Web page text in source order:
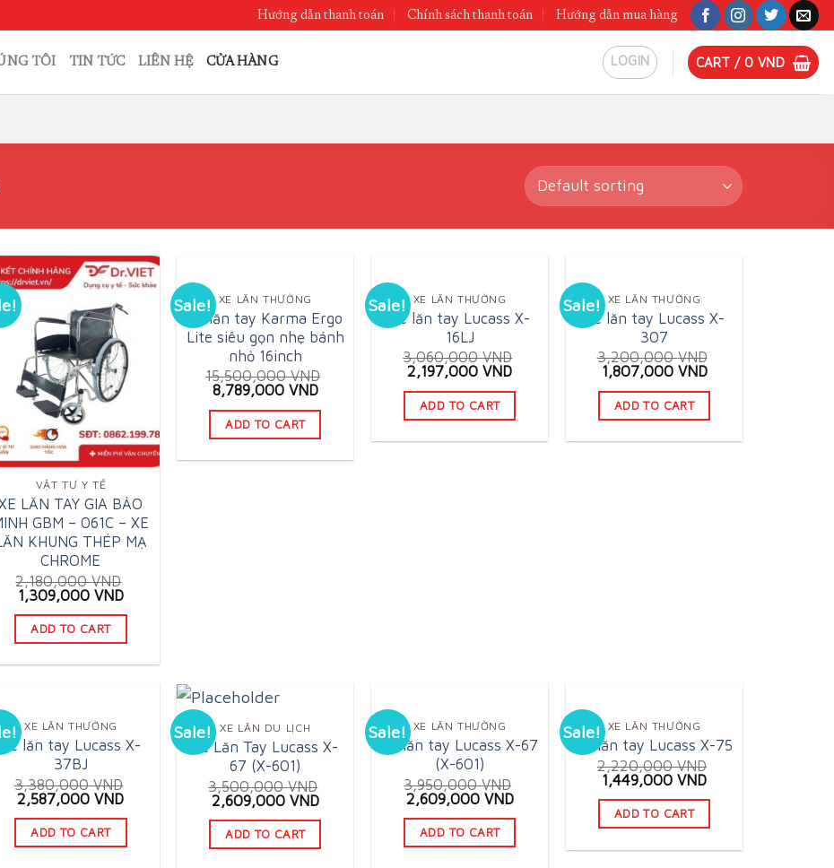
Hướng dẫn thanh toán Chính sách thanh toán Hướng dẫn mua hàng
TÔI TIN TỨC LIÊN HỆ CỬA HÀNG LOGIN CART / 0 VND
VẬT TƯ Y TẾ
LĂN TAY GIA BẢO
GBM – 061C – XE
KHUNG THÉP MẠ
CHROME
2,180,000VND
Original
price
was:
2,180,000 VND.
1,309,000 VNDCurrent
ADD TO CART
Sale! XE LĂN THƯỜNG
Xe lăn tay Karma Ergo
Lite siêu gọn nhẹ bánh
nhỏ 16inch
15,500,000VND
Original
was:
15,500,000 VND.
8,789,000 VNDCurrent
ADD TO CART
Sale! XE LĂN THƯỜNG
Xe lăn tay Lucass X-
16LJ
3,060,000VND
Original
was:
3,060,000 VND.
2,197,000VNDCurrent
2,197,000 VND.
ADD TO CART
Sale! XE LĂN THƯỜNG
Xe lăn tay Lucass X-
307
3,200,000VND
Original
was:
3,200,000 VND.
1,807,000 VNDCurrent
ADD TO CART
XE LĂN THƯỜNG
Xe lăn tay Lucass X-
37BJ
3,380,000VND
Original
price
was:
3,380,000 VND.
2,587,000VNDCurrent
2,587,000 VND.
ADD TO CART
Sale! XE LĂN DU LỊCH
Xe Lăn Tay Lucass X-
67 (X-601)
3,500,000VND
Original
price
was:
3,500,000 VND.
2,609,000 VNDCurrent
2,609,000 VND.
ADD TO CART
Sale! XE LĂN THƯỜNG
Xe lăn tay Lucass X-67
(X-601)
3,950,000VND
Original
price
was:
3,950,000 VND.
2,609,000 VNDCurrent
ADD TO CART
Sale! XE LĂN THƯỜNG
Xe lăn tay Lucass X-75
2,220,000VND
Original
price
was:
2,220,000 VND.
1,449,000VNDCurrent
ADD TO CART